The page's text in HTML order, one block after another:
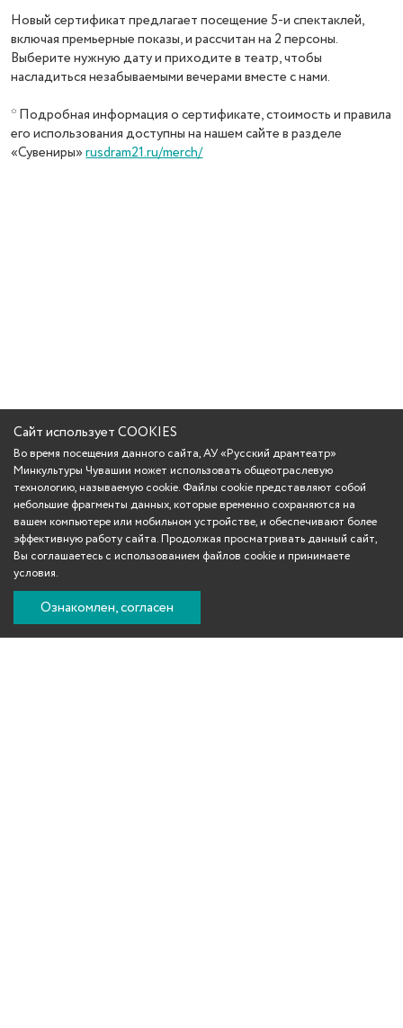
Новый сертификат предлагает посещение 5-и спектаклей,
включая премьерные показы, и рассчитан на 2 персоны.
Выберите нужную дату и приходите в театр, чтобы
насладиться незабываемыми вечерами вместе с нами.
* Подробная информация о сертификате, стоимость и правила
его использования доступны на нашем сайте в разделе
«Сувениры»rusdram21.ru/merch/
Сайт использует COOKIES
Во время посещения данного сайта, АУ «Русский драмтеатр»
Минкультуры Чувашии может использовать общеотраслевую
технологию, называемую cookie. Файлы cookie представляют собой
небольшие фрагменты данных, которые временно сохраняются на
вашем компьютере или мобильном устройстве, и обеспечивают более
эффективную работу сайта. Продолжая просматривать данный сайт,
Вы соглашаетесь с использованием файлов cookie и принимаете
условия.
Ознакомлен, согласен